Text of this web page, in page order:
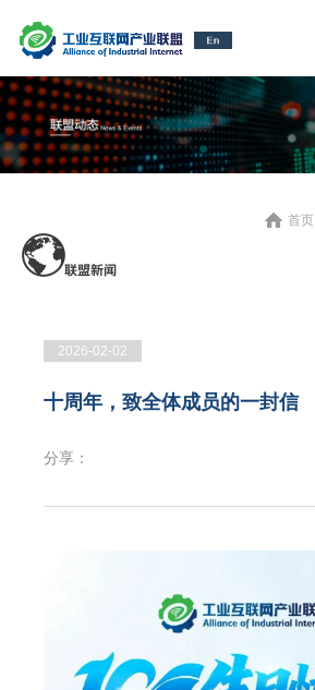
首页
2026-02-02
十周年，致全体成员的一封信
分享：